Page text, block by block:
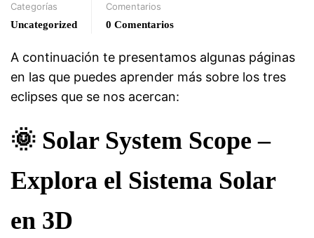
Categorías
Uncategorized
Comentarios
0 Comentarios
A continuación te presentamos algunas páginas
en las que puedes aprender más sobre los tres
eclipses que se nos acercan:
🌞 Solar System Scope –
Explora el Sistema Solar
en 3D